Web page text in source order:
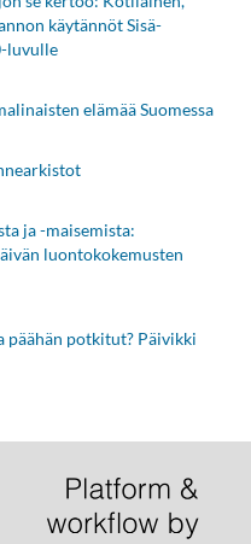
käytännöt Sisä-
luvulle
elämää Suomessa
ja -maisemista:
luontokokemusten
päähän potkitut? Päivikki